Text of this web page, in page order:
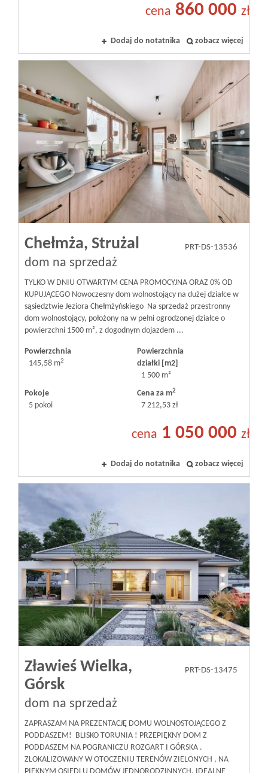
cena 860 000 zł
Dodaj do notatnika zobacz więcej
Chełmża, Strużal
dom na sprzedaż
PRT-DS-13536
TYLKO W DNIU OTWARTYM CENA PROMOCYJNA ORAZ 0% OD
KUPUJĄCEGO Nowoczesny dom wolnostojący na dużej działce w
sąsiedztwie Jeziora Chełmżyńskiego Na sprzedaż przestronny
dom wolnostojący, położony na w pełni ogrodzonej działce o
powierzchni 1500 m², z dogodnym dojazdem ...
Powierzchnia
145,58 m2
Powierzchnia
działki [m2]
1 500 m²
Pokoje
5 pokoi
Cena za m2
7 212,53 zł
cena 1 050 000 zł
Dodaj do notatnika zobacz więcej
Zławieś Wielka,
Górsk
dom na sprzedaż
PRT-DS-13475
ZAPRASZAM NA PREZENTACJĘ DOMU WOLNOSTOJĄCEGO Z
PODDASZEM! BLISKO TORUNIA ! PRZEPIĘKNY DOM Z
PODDASZEM NA POGRANICZU ROZGART I GÓRSKA .
ZLOKALIZOWANY W OTOCZENIU TERENÓW ZIELONYCH , NA